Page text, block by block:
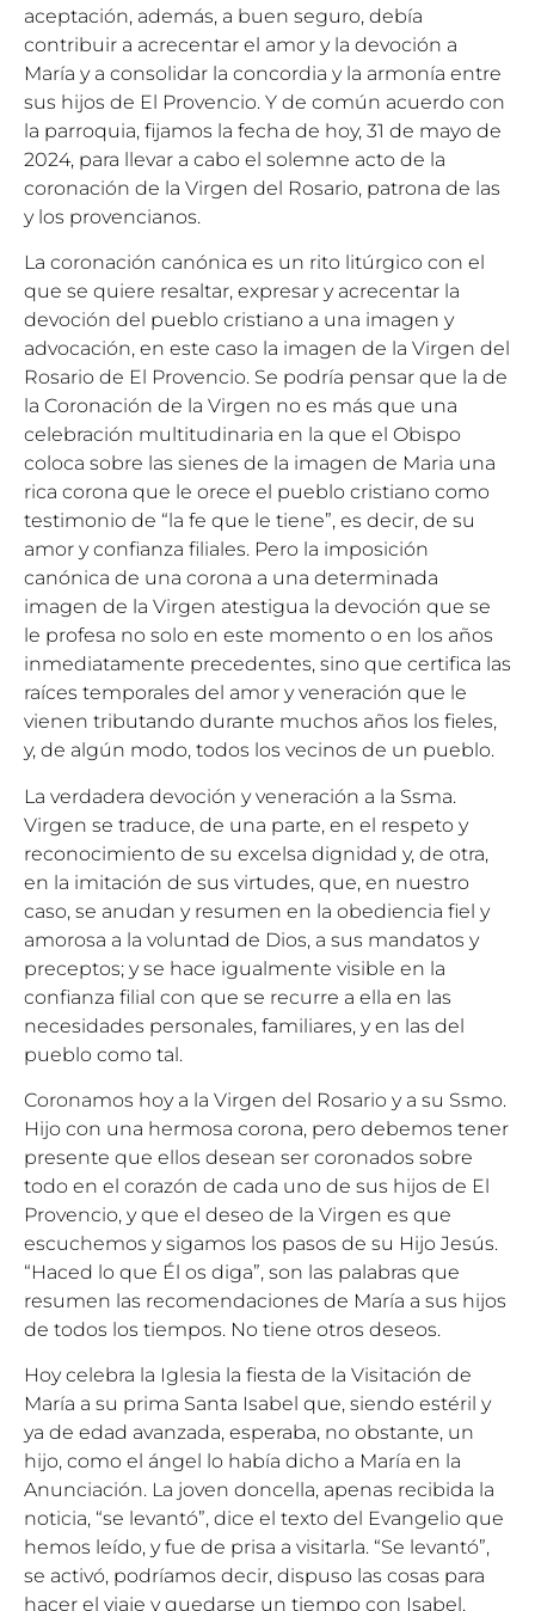
aceptación, además, a buen seguro, debía
contribuir a acrecentar el amor y la devoción a
María y a consolidar la concordia y la armonía entre
sus hijos de El Provencio. Y de común acuerdo con
la parroquia, fijamos la fecha de hoy, 31 de mayo de
2024, para llevar a cabo el solemne acto de la
coronación de la Virgen del Rosario, patrona de las
y los provencianos.
La coronación canónica es un rito litúrgico con el
que se quiere resaltar, expresar y acrecentar la
devoción del pueblo cristiano a una imagen y
advocación, en este caso la imagen de la Virgen del
Rosario de El Provencio. Se podría pensar que la de
la Coronación de la Virgen no es más que una
celebración multitudinaria en la que el Obispo
coloca sobre las sienes de la imagen de Maria una
rica corona que le orece el pueblo cristiano como
testimonio de “la fe que le tiene”, es decir, de su
amor y confianza filiales. Pero la imposición
canónica de una corona a una determinada
imagen de la Virgen atestigua la devoción que se
le profesa no solo en este momento o en los años
inmediatamente precedentes, sino que certifica las
raíces temporales del amor y veneración que le
vienen tributando durante muchos años los fieles,
y, de algún modo, todos los vecinos de un pueblo.
La verdadera devoción y veneración a la Ssma.
Virgen se traduce, de una parte, en el respeto y
reconocimiento de su excelsa dignidad y, de otra,
en la imitación de sus virtudes, que, en nuestro
caso, se anudan y resumen en la obediencia fiel y
amorosa a la voluntad de Dios, a sus mandatos y
preceptos; y se hace igualmente visible en la
confianza filial con que se recurre a ella en las
necesidades personales, familiares, y en las del
pueblo como tal.
Coronamos hoy a la Virgen del Rosario y a su Ssmo.
Hijo con una hermosa corona, pero debemos tener
presente que ellos desean ser coronados sobre
todo en el corazón de cada uno de sus hijos de El
Provencio, y que el deseo de la Virgen es que
escuchemos y sigamos los pasos de su Hijo Jesús.
“Haced lo que Él os diga”, son las palabras que
resumen las recomendaciones de María a sus hijos
de todos los tiempos. No tiene otros deseos.
Hoy celebra la Iglesia la fiesta de la Visitación de
María a su prima Santa Isabel que, siendo estéril y
ya de edad avanzada, esperaba, no obstante, un
hijo, como el ángel lo había dicho a María en la
Anunciación. La joven doncella, apenas recibida la
noticia, “se levantó”, dice el texto del Evangelio que
hemos leído, y fue de prisa a visitarla. “Se levantó”,
se activó, podríamos decir, dispuso las cosas para
hacer el viaje y quedarse un tiempo con Isabel.